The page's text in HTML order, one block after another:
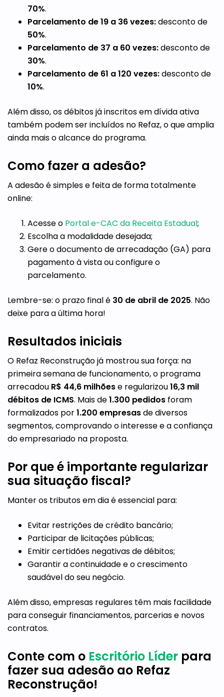
70%.
Parcelamento de 19 a 36 vezes:desconto de
50%.
Parcelamento de 37 a 60 vezes:desconto de
30%.
Parcelamento de 61 a 120 vezes:desconto de
10%.
Além disso, os débitos já inscritos em dívida ativa
também podem ser incluídos no Refaz, o que amplia
ainda mais o alcance do programa.
Como fazer a adesão?
A adesão é simples e feita de forma totalmente
online:
Acesse o Portal e-CAC da Receita Estadual;
Escolha a modalidade desejada;
Gere o documento de arrecadação (GA) para
pagamento à vista ou configure o
parcelamento.
Lembre-se: o prazo final é 30 de abril de 2025. Não
deixe para a última hora!
Resultados iniciais
O Refaz Reconstrução já mostrou sua força: na
primeira semana de funcionamento, o programa
arrecadou R$ 44,6 milhõese regularizou16,3 mil
débitos de ICMS. Mais de1.300 pedidos foram
formalizados por1.200 empresasde diversos
segmentos, comprovando o interesse e a confiança
do empresariado na proposta.
Por que é importante regularizar
sua situação fiscal?
Manter os tributos em dia é essencial para:
Evitar restrições de crédito bancário;
Participar de licitações públicas;
Emitir certidões negativas de débitos;
Garantir a continuidade e o crescimento
saudável do seu negócio.
Além disso, empresas regulares têm mais facilidade
para conseguir financiamentos, parcerias e novos
contratos.
Conte com o Escritório Líder para
fazer sua adesão ao Refaz
Reconstrução!